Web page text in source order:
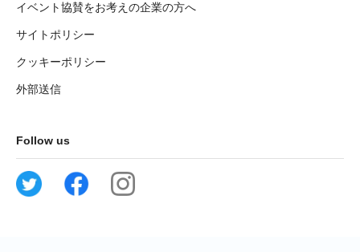
イベント協賛をお考えの企業の方へ
サイトポリシー
クッキーポリシー
外部送信
Follow us